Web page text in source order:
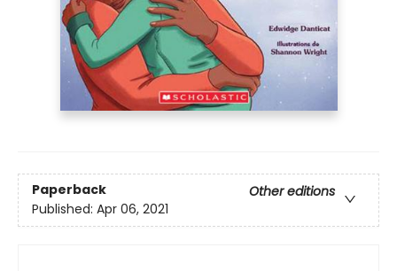
Paperback
Other editions
Published: Apr 06, 2021